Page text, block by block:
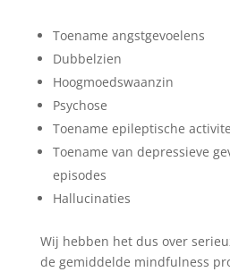
Toename angstgevoelens
Dubbelzien
Hoogmoedswaanzin
Psychose
Toename epileptische
Toename van depressieve
episodes
Hallucinaties
Wij hebben het dus over
de gemiddelde mindfulness